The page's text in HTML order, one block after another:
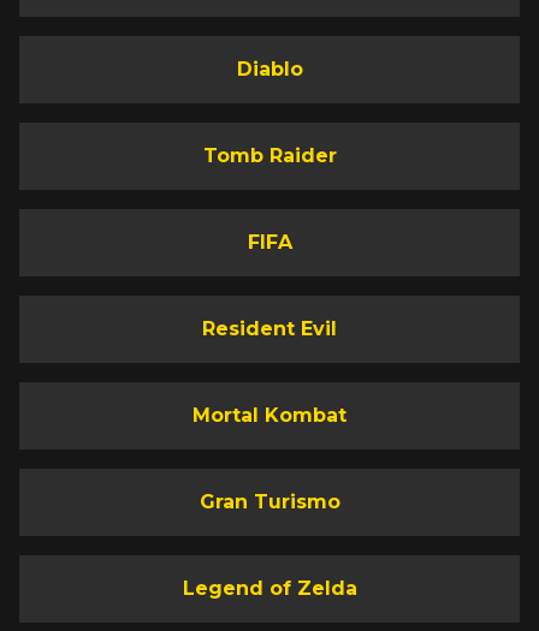
Diablo
Tomb Raider
FIFA
Resident Evil
Mortal Kombat
Gran Turismo
Legend of Zelda